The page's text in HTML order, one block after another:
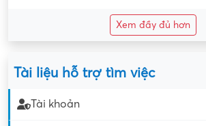
Xem đầy đủ hơn
Tài liệu hỗ trợ tìm việc
Tài khoản